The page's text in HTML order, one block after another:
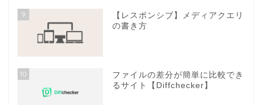
9
【レスポンシブ】メディアクエリ
の書き方
10
ファイルの差分が簡単に比較でき
るサイト【Diffchecker】